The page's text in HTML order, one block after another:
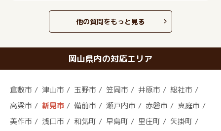
他の質問をもっと見る
岡山県内の対応エリア
倉敷市 津山市 玉野市 笠岡市 井原市
総社市
高梁市
新見市 備前市 瀬戸内市 赤磐市
真庭市
美作市
浅口市 和気町 早島町 里庄町
矢掛町